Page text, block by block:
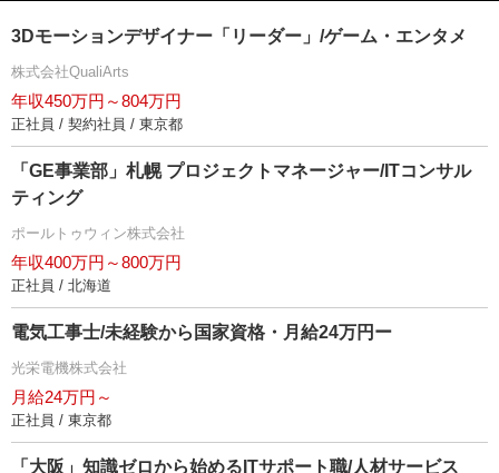
3Dモーションデザイナー「リーダー」/ゲーム・エンタメ
株式会社QualiArts
年収450万円～804万円
正社員 / 契約社員 / 東京都
「GE事業部」札幌 プロジェクトマネージャー/ITコンサル
ティング
ポールトゥウィン株式会社
年収400万円～800万円
正社員 / 北海道
電気工事士/未経験から国家資格・月給24万円ー
光栄電機株式会社
月給24万円～
正社員 / 東京都
「大阪」知識ゼロから始めるITサポート職/人材サービス